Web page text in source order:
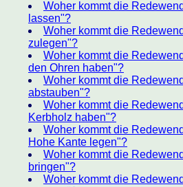
Woher kommt die
lassen"?
Woher kommt die
zulegen"?
Woher kommt die
den Ohren haben"?
Woher kommt die
abstauben"?
Woher kommt die
Kerbholz haben"?
Woher kommt die
Hohe Kante legen"?
Woher kommt die
bringen"?
Woher kommt die